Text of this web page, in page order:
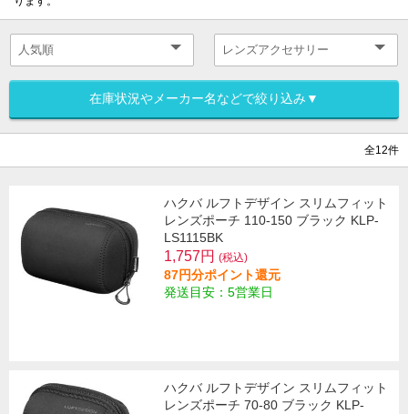
在庫状況やメーカー名などで絞り込み▼
全12件
ハクバ ルフトデザイン スリムフィット
レンズポーチ 110-150 ブラック KLP-
LS1115BK
1,757円 (税込)
87円分ポイント還元
発送目安：5営業日
ハクバ ルフトデザイン スリムフィット
レンズポーチ 70-80 ブラック KLP-